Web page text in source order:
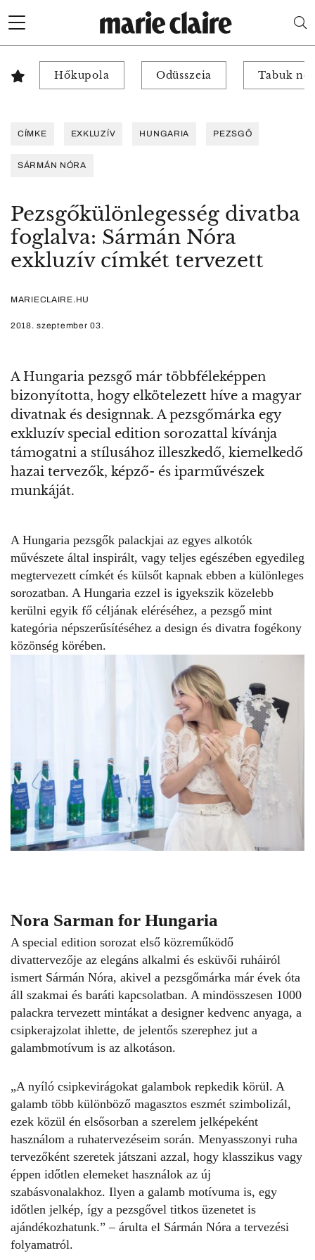
Hőkupola Odüsszeia Tabuk
CÍMKE EXKLUZÍV HUNGARIA PEZSGŐ
SÁRMÁN NÓRA
Pezsgőkülönlegesség divatba
foglalva: Sármán Nóra
exkluzív címkét tervezett
MARIECLAIRE.HU
2018. szeptember 03.
A Hungaria pezsgő már többféleképpen
bizonyította, hogy elkötelezett híve a magyar
divatnak és designnak. A pezsgőmárka egy
exkluzív special edition sorozattal kívánja
támogatni a stílusához illeszkedő, kiemelkedő
hazai tervezők, képző- és iparművészek
munkáját.
A Hungaria pezsgők palackjai az egyes alkotók
művészete által inspirált, vagy teljes egészében egyedileg
megtervezett címkét és külsőt kapnak ebben a különleges
sorozatban. A Hungaria ezzel is igyekszik közelebb
kerülni egyik fő céljának eléréséhez, a pezsgő mint
kategória népszerűsítéséhez a design és divatra fogékony
közönség körében.
Nora Sarman for Hungaria
A special edition sorozat első közreműködő
divattervezője az elegáns alkalmi és esküvői ruháiról
ismert Sármán Nóra, akivel a pezsgőmárka már évek óta
áll szakmai és baráti kapcsolatban. A mindösszesen 1000
palackra tervezett mintákat a designer kedvenc anyaga, a
csipkerajzolat ihlette, de jelentős szerephez jut a
galambmotívum is az alkotáson.
„A nyíló csipkevirágokat galambok repkedik körül. A
galamb több különböző magasztos eszmét szimbolizál,
ezek közül én elsősorban a szerelem jelképeként
használom a ruhatervezéseim során. Menyasszonyi ruha
tervezőként szeretek játszani azzal, hogy klasszikus vagy
éppen időtlen elemeket használok az új
szabásvonalakhoz. Ilyen a galamb motívuma is, egy
időtlen jelkép, így a pezsgővel titkos üzenetet is
ajándékozhatunk.” – árulta el Sármán Nóra a tervezési
folyamatról.